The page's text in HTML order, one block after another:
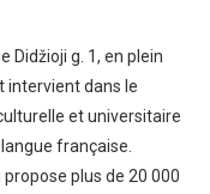
Didžioji g. 1, en plein
intervient dans le
et universitaire
française.
plus de 20 000